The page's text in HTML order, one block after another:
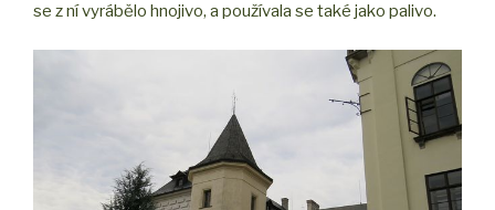
se z ní vyrábělo hnojivo, a používala se také jako palivo.